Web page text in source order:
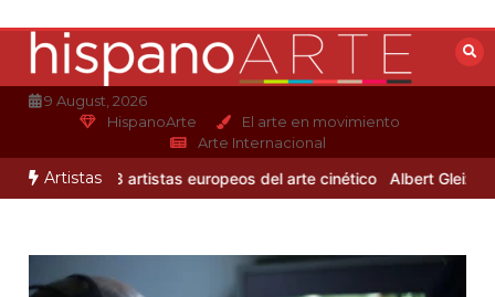
contenido
9 August, 2026
HispanoArte
El arte en movimiento
Arte Internacional
Artistas
Otero 3 artistas europeos del arte cinético Albert Gleizes: